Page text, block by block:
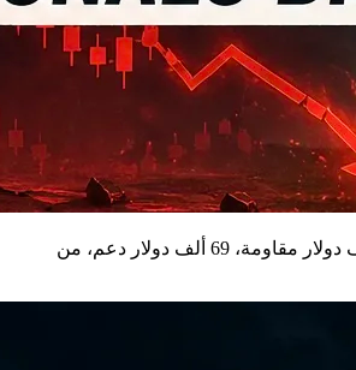
هدف البيتكوين عند 250 ألف دولار غير مؤكد مع إثارة مبيعات مايو للحذر. يرى المتفائلون صعوداً مؤسسياً، بينما يتوقع المتشائمون تراجعاً. المستويات الرئيسية: 80 ألف دولار مقاومة، 69 ألف دولار دعم، من